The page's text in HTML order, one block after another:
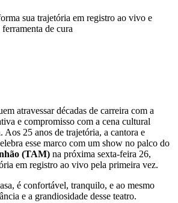
sua trajetória em registro ao vivo e
de cura
atravessar décadas de carreira com a
e compromisso com a cena cultural
. Aos 25 anos de trajetória, a cantora e
esse marco com um show no palco do
(TAM) na próxima sexta-feira 26,
em registro ao vivo pela primeira vez.
é confortável, tranquilo, e ao mesmo
e a grandiosidade desse teatro.